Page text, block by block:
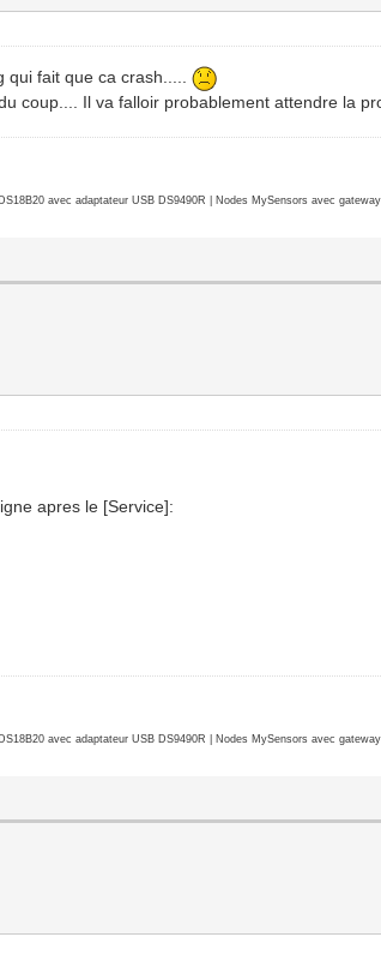
qui fait que ca crash.....
coup.... Il va falloir probablement attendre la
avec adaptateur USB DS9490R | Nodes MySensors avec
apres le [Service]:
avec adaptateur USB DS9490R | Nodes MySensors avec